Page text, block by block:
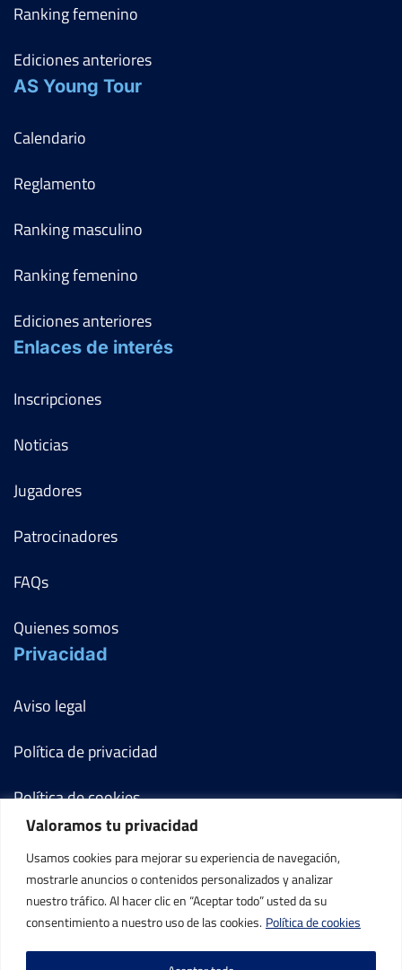
Valoramos tu privacidad
Usamos cookies para mejorar su experiencia de navegación,
mostrarle anuncios o contenidos personalizados y analizar
nuestro tráfico. Al hacer clic en “Aceptar todo” usted da su
consentimiento a nuestro uso de las cookies. Política de cookies
Ranking femenino
Ediciones anteriores
AS Young Tour
Calendario
Reglamento
Ranking masculino
Ranking femenino
Ediciones anteriores
Enlaces de interés
Inscripciones
Noticias
Jugadores
Patrocinadores
FAQs
Quienes somos
Privacidad
Aviso legal
Política de privacidad
Política de cookies
Términos y condiciones
Mi cuenta
Contacto